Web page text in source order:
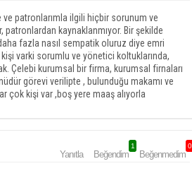
patronlarımla ilgili hiçbir sorunum ve
patronlardan kaynaklanmıyor. Bir şekilde
fazla nasıl sempatik oluruz diye emri
varki sorumlu ve yönetici koltuklarında,
Çelebi kurumsal bir firma, kurumsal firnaları
görevi verilipte , bulunduğu makamı ve
kişi var ,boş yere maaş alıyorla
Yanıtla Beğendim
1
Beğenmedim
0